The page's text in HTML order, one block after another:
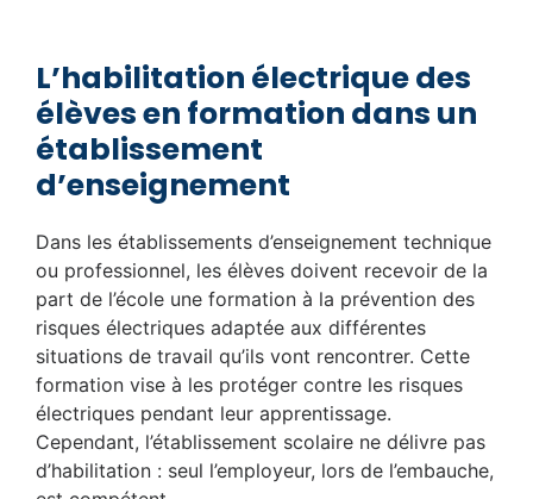
L’habilitation électrique des
élèves en formation dans un
établissement
d’enseignement
Dans les établissements d’enseignement technique
ou professionnel, les élèves doivent recevoir de la
part de l’école une formation à la prévention des
risques électriques adaptée aux différentes
situations de travail qu’ils vont rencontrer. Cette
formation vise à les protéger contre les risques
électriques pendant leur apprentissage.
Cependant, l’établissement scolaire ne délivre pas
d’habilitation : seul l’employeur, lors de l’embauche,